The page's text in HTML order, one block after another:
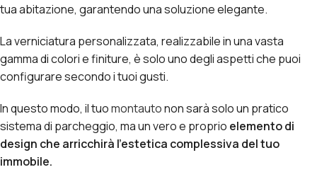
tua abitazione, garantendo una soluzione elegante.
La verniciatura personalizzata, realizzabile in una vasta
gamma di colori e finiture, è solo uno degli aspetti che puoi
configurare secondo i tuoi gusti.
In questo modo, il tuomontautonon sarà solo un pratico
sistema di parcheggio, ma un vero e proprio elemento di
design che arricchirà l’estetica complessiva del tuo
immobile.